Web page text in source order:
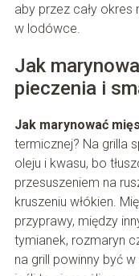
aby przez cały okres
w lodówce.
Jak
pieczenia i
Jak marynować
termicznej? Na grilla
oleju i kwasu, bo
przesuszeniem na
kruszeniu włókien.
przyprawy, między
tymianek, rozmaryn
na grill powinny być